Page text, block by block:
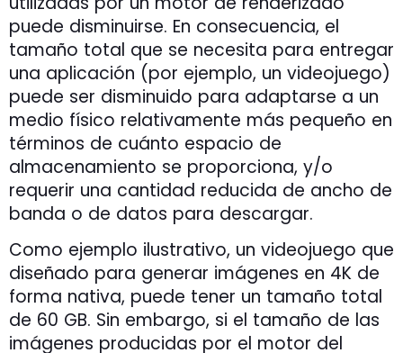
puede disminuirse. En consecuencia, el
tamaño total que se necesita para entregar
una aplicación (por ejemplo, un videojuego)
puede ser disminuido para adaptarse a un
medio físico relativamente más pequeño en
términos de cuánto espacio de
almacenamiento se proporciona, y/o
requerir una cantidad reducida de ancho de
banda o de datos para descargar.
Como ejemplo ilustrativo, un videojuego que
diseñado para generar imágenes en 4K de
forma nativa, puede tener un tamaño total
de 60 GB. Sin embargo, si el tamaño de las
imágenes producidas por el motor del